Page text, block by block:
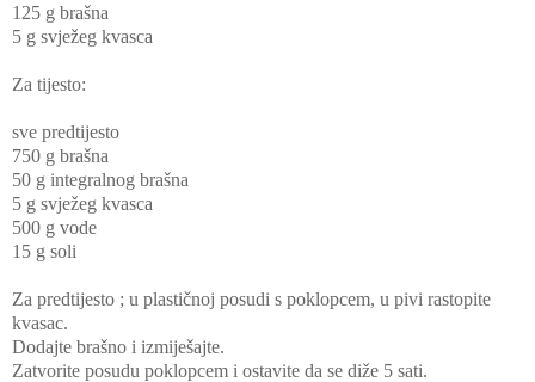
125 g brašna
5 g svježeg kvasca
Za tijesto:
sve predtijesto
750 g brašna
50 g integralnog brašna
5 g svježeg kvasca
500 g vode
15 g soli
Za predtijesto ; u plastičnoj posudi s poklopcem, u pivi rastopite
kvasac.
Dodajte brašno i izmiješajte.
Zatvorite posudu poklopcem i ostavite da se diže 5 sati.